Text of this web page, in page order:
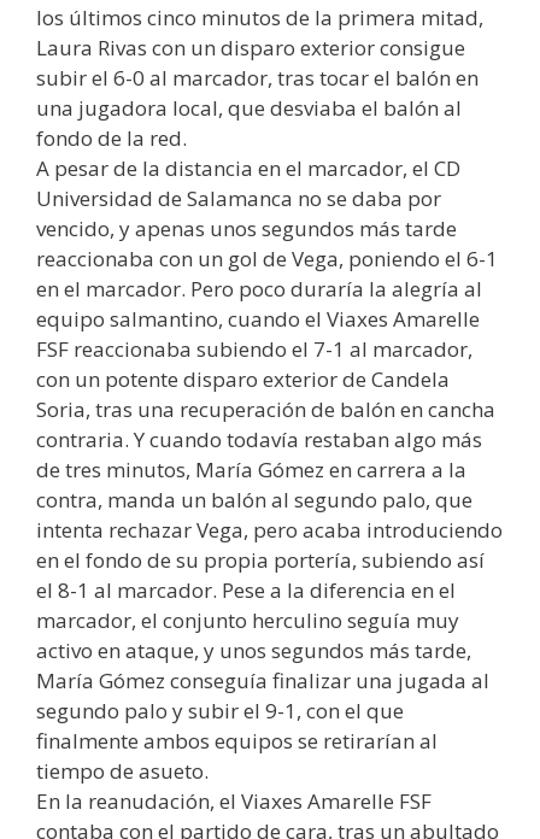
los últimos cinco minutos de la primera mitad,
Laura Rivas con un disparo exterior consigue
subir el 6-0 al marcador, tras tocar el balón en
una jugadora local, que desviaba el balón al
fondo de la red.
A pesar de la distancia en el marcador, el CD
Universidad de Salamanca no se daba por
vencido, y apenas unos segundos más tarde
reaccionaba con un gol de Vega, poniendo el 6-1
en el marcador. Pero poco duraría la alegría al
equipo salmantino, cuando el Viaxes Amarelle
FSF reaccionaba subiendo el 7-1 al marcador,
con un potente disparo exterior de Candela
Soria, tras una recuperación de balón en cancha
contraria. Y cuando todavía restaban algo más
de tres minutos, María Gómez en carrera a la
contra, manda un balón al segundo palo, que
intenta rechazar Vega, pero acaba introduciendo
en el fondo de su propia portería, subiendo así
el 8-1 al marcador. Pese a la diferencia en el
marcador, el conjunto herculino seguía muy
activo en ataque, y unos segundos más tarde,
María Gómez conseguía finalizar una jugada al
segundo palo y subir el 9-1, con el que
finalmente ambos equipos se retirarían al
tiempo de asueto.
En la reanudación, el Viaxes Amarelle FSF
contaba con el partido de cara, tras un abultado